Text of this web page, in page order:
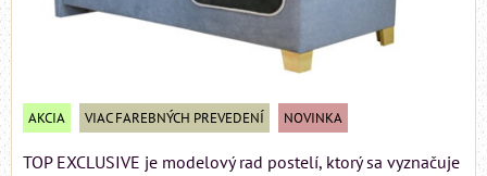
AKCIA VIAC FAREBNÝCH PREVEDENÍ NOVINKA
TOP EXCLUSIVE je modelový rad postelí, ktorý sa vyznačuje